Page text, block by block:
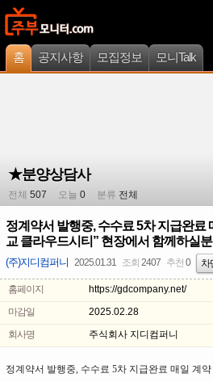
홈 공지사항 모집정보 모니Talk
★분양상담사
전체 507 오늘 0 분류 전체
정계약서 발행중, 수수료 5차 지급완료
교 클라우드시티” 현장에서 함께하실분
(주)지디컴퍼니 2025.01.31 조회 2407 추천 0 차
홈페이지
https://gdcompany.net/
마감일
2025.02.28
회사명
주식회사 지디컴퍼니
정계약서 발행중, 수수료 5차 지급완료 매일 계